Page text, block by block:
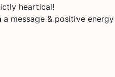
heartical!
message & positive